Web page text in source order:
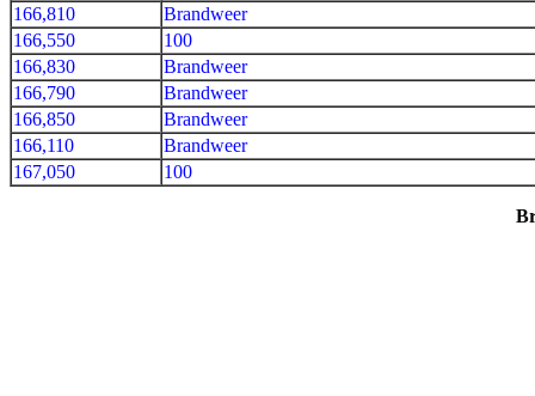
166,810
Brandweer
166,550
100
166,830
Brandweer
166,790
Brandweer
166,850
Brandweer
166,110
Brandweer
167,050
100